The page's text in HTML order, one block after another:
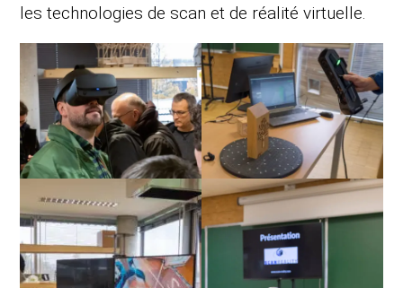
les technologies de scan et de réalité virtuelle.